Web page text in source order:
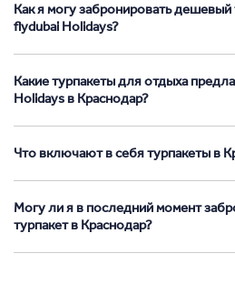
Как я могу забронировать дешевый
flydubai Holidays?
Какие турпакеты для отдыха
Holidays в Краснодар?
Что включают в себя турпакеты в
Могу ли я в последний момент
турпакет в Краснодар?